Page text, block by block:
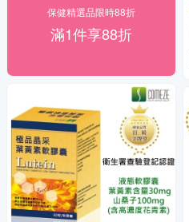
保健精選品限時88折
滿1件享88折